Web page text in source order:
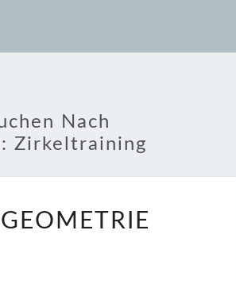
Nach
Zirkeltraining